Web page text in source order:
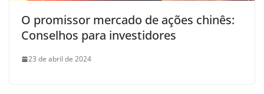
O promissor mercado de ações chinês:
Conselhos para investidores
23 de abril de 2024